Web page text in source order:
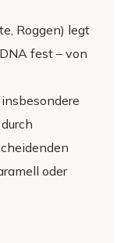
Roggen) legt
fest – von
oder